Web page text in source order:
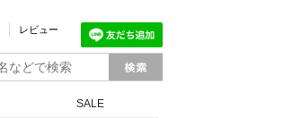
レビュー
SALE